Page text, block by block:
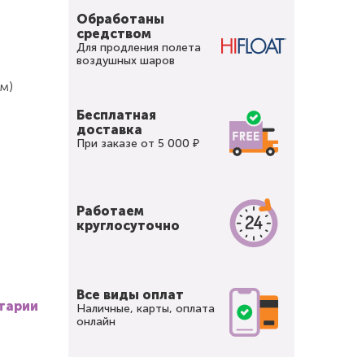
Обработаны
средством
Для продления полета
воздушных шаров
Бесплатная
доставка
При заказе от 5 000 ₽
Работаем
круглосуточно
Все виды оплат
Наличные, карты, оплата
онлайн